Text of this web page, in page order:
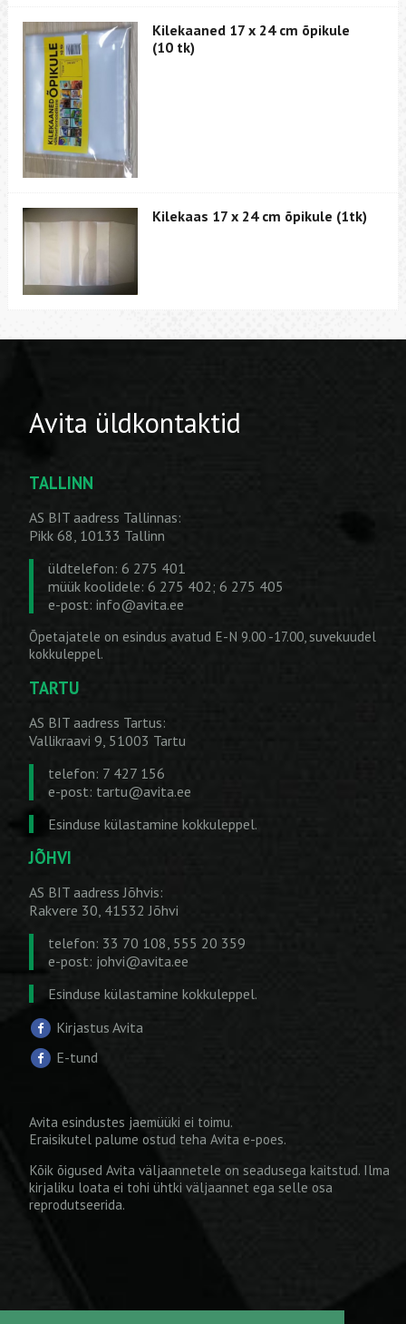
Kilekaaned 17 x 24 cm õpikule
(10 tk)
Kilekaas 17 x 24 cm õpikule (1tk)
Avita üldkontaktid
TALLINN
AS BIT aadress Tallinnas:
Pikk 68, 10133 Tallinn
üldtelefon: 6 275 401
müük koolidele: 6 275 402; 6 275 405
e-post: info@avita.ee
Õpetajatele on esindus avatud E-N 9.00 -17.00, suvekuudel
kokkuleppel.
TARTU
AS BIT aadress Tartus:
Vallikraavi 9, 51003 Tartu
telefon: 7 427 156
e-post: tartu@avita.ee
Esinduse külastamine kokkuleppel.
JÕHVI
AS BIT aadress Jõhvis:
Rakvere 30, 41532 Jõhvi
telefon: 33 70 108, 555 20 359
e-post: johvi@avita.ee
Esinduse külastamine kokkuleppel.
Kirjastus Avita
E-tund
Avita esindustes jaemüüki ei toimu.
Eraisikutel palume ostud teha Avita e-poes.
Kõik õigused Avita väljaannetele on seadusega kaitstud. Ilma
kirjaliku loata ei tohi ühtki väljaannet ega selle osa
reprodutseerida.